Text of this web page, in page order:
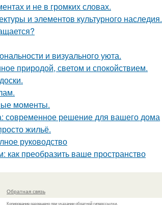
и не в громких словах.
и элементов культурного наследия.
и визуального уюта.
природой, светом и спокойствием.
моменты.
современное решение для вашего дома
жильё.
руководство
как преобразить ваше пространство
Обратная связь
Копирование разрешено при указании обратной гиперссылки.